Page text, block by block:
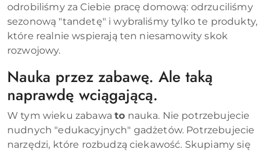
odrobiliśmy za Ciebie pracę domową: odrzuciliśmy
sezonową "tandetę" i wybraliśmy tylko te produkty,
które realnie wspierają ten niesamowity skok
rozwojowy.
Nauka przez zabawę. Ale taką
naprawdę wciągającą.
W tym wieku zabawato nauka. Nie potrzebujecie
nudnych "edukacyjnych" gadżetów. Potrzebujecie
narzędzi, które rozbudzą ciekawość. Skupiamy się